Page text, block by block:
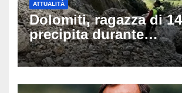
ATTUALITÀ
Dolomiti, ragazza di
precipita durante
un’escursione:
Latemar davanti alla